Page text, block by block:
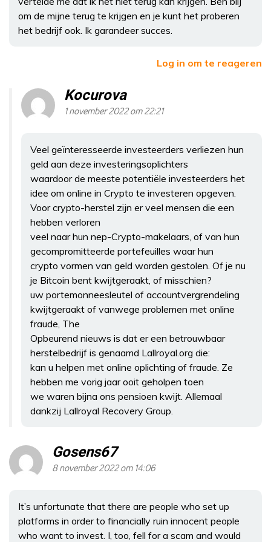
om de mijne terug te krijgen en je kunt het proberen
het bedrijf ook. Ik garandeer succes.
Log in om te reageren
Kocurova
1 november 2022 om 22:21
Veel geïnteresseerde investeerders verliezen hun
geld aan deze investeringsoplichters
waardoor de meeste potentiële investeerders het
idee om online in Crypto te investeren opgeven.
Voor crypto-herstel zijn er veel mensen die een
hebben verloren
veel naar hun nep-Crypto-makelaars, of van hun
gecompromitteerde portefeuilles waar hun
crypto vormen van geld worden gestolen. Of je nu
je Bitcoin bent kwijtgeraakt, of misschien?
uw portemonneesleutel of accountvergrendeling
kwijtgeraakt of vanwege problemen met online
fraude, The
Opbeurend nieuws is dat er een betrouwbaar
herstelbedrijf is genaamd Lallroyal.org die:
kan u helpen met online oplichting of fraude. Ze
hebben me vorig jaar ooit geholpen toen
we waren bijna ons pensioen kwijt. Allemaal
dankzij Lallroyal Recovery Group.
Gosens67
8 november 2022 om 14:06
It’s unfortunate that there are people who set up
platforms in order to financially ruin innocent people
who want to invest. I, too, fell for a scam and would